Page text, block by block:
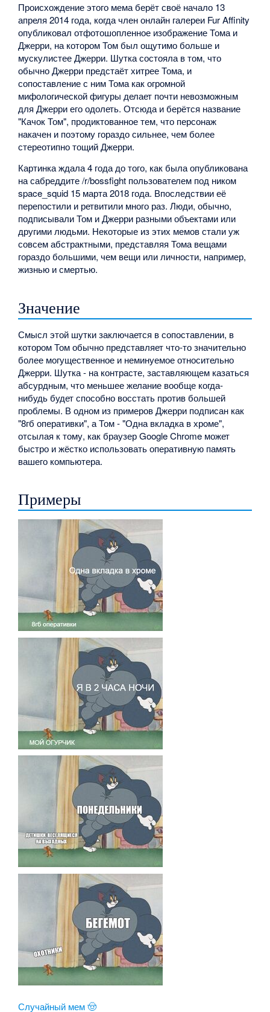
Происхождение этого мема берёт своё начало 13
апреля 2014 года, когда член онлайн галереи Fur Affinity
опубликовал отфотошопленное изображение Тома и
Джерри, на котором Том был ощутимо больше и
мускулистее Джерри. Шутка состояла в том, что
обычно Джерри предстаёт хитрее Тома, и
сопоставление с ним Тома как огромной
мифологической фигуры делает почти невозможным
для Джерри его одолеть. Отсюда и берётся название
"Качок Том", продиктованное тем, что персонаж
накачен и поэтому гораздо сильнее, чем более
стереотипно тощий Джерри.
Картинка ждала 4 года до того, как была опубликована
на сабреддите /r/bossfight пользователем под ником
space_squid 15 марта 2018 года. Впоследствии её
перепостили и ретвитили много раз. Люди, обычно,
подписывали Том и Джерри разными объектами или
другими людьми. Некоторые из этих мемов стали уж
совсем абстрактными, представляя Тома вещами
гораздо большими, чем вещи или личности, например,
жизнью и смертью.
Значение
Смысл этой шутки заключается в сопоставлении, в
котором Том обычно представляет что-то значительно
более могущественное и неминуемое относительно
Джерри. Шутка - на контрасте, заставляющем казаться
абсурдным, что меньшее желание вообще когда-
нибудь будет способно восстать против большей
проблемы. В одном из примеров Джерри подписан как
"8гб оперативки", а Том - "Одна вкладка в хроме",
отсылая к тому, как браузер Google Chrome может
быстро и жёстко использовать оперативную память
вашего компьютера.
Примеры
Случайный мем 🤠